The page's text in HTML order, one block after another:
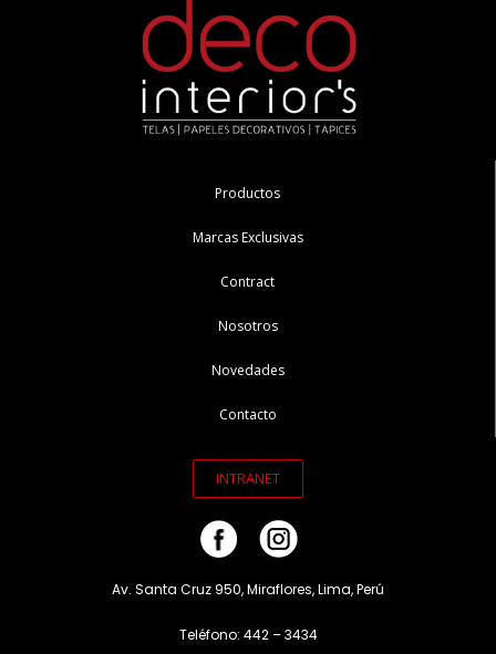
Productos
Marcas Exclusivas
Contract
Nosotros
Novedades
Contacto
INTRANET
Av. Santa Cruz 950, Miraflores, Lima, Perú
Teléfono: 442 – 3434